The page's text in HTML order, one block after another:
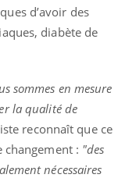
d’avoir des
diabète de
sommes en mesure
la qualité de
reconnaît que ce
changement : "des
nécessaires